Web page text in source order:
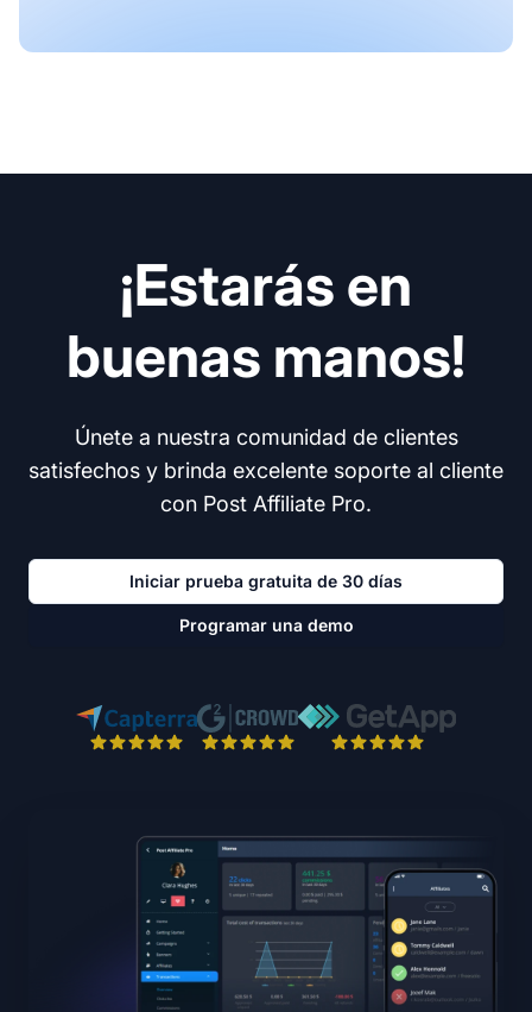
¡Estarás en
buenas manos!
Únete a nuestra comunidad de clientes
satisfechos y brinda excelente soporte al cliente
con Post Affiliate Pro.
Iniciar prueba gratuita de 30 días
Programar una demo